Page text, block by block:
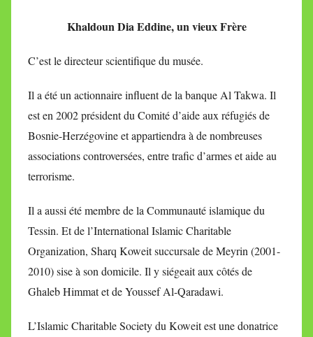
Khaldoun Dia Eddine, un vieux Frère
C’est le directeur scientifique du musée.
Il a été un actionnaire influent de la banque Al Takwa. Il
est en 2002 président du Comité d’aide aux réfugiés de
Bosnie-Herzégovine et appartiendra à de nombreuses
associations controversées, entre trafic d’armes et aide au
terrorisme.
Il a aussi été membre de la Communauté islamique du
Tessin. Et de l’International Islamic Charitable
Organization, Sharq Koweit succursale de Meyrin (2001-
2010) sise à son domicile. Il y siégeait aux côtés de
Ghaleb Himmat et de Youssef Al-Qaradawi.
L’Islamic Charitable Society du Koweit est une donatrice